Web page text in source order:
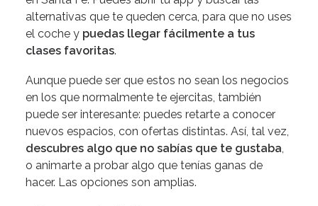
alternativas que te queden cerca, para que no uses
el coche y puedas llegar fácilmente a tus
clases favoritas.
Aunque puede ser que estos no sean los negocios
en los que normalmente te ejercitas, también
puede ser interesante: puedes retarte a conocer
nuevos espacios, con ofertas distintas. Así, tal vez,
descubres algo que no sabías que te gustaba,
o animarte a probar algo que tenías ganas de
hacer. Las opciones son amplias.